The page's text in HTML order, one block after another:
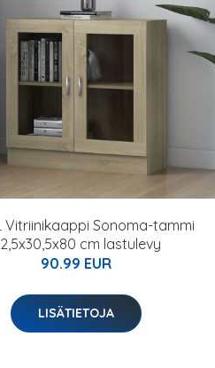
Vitriinikaappi Sonoma-tammi
cm lastulevy
90.99 EUR
LISÄTIETOJA